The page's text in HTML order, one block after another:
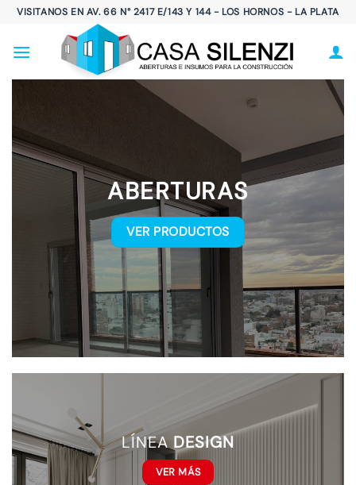
Saltar
contenido
VISITANOS EN AV. 66 N° 2417 E/143 Y 144 - LOS HORNOS - LA PLATA
LÍNEA DESIGN
VER MÁS
ABERTURAS
VER PRODUCTOS